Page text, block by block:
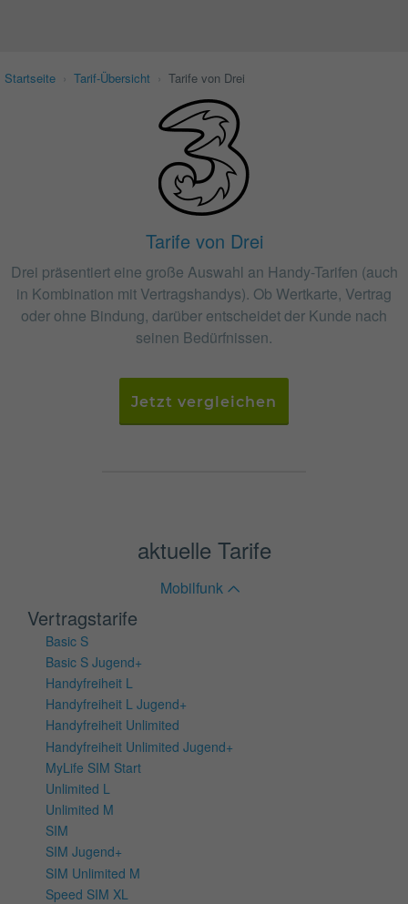
Startseite Tarif-Übersicht Tarife von Drei
Tarife von Drei
Drei präsentiert eine große Auswahl an Handy-Tarifen (auch
in Kombination mit Vertragshandys). Ob Wertkarte, Vertrag
oder ohne Bindung, darüber entscheidet der Kunde nach
seinen Bedürfnissen.
Jetzt vergleichen
aktuelle Tarife
Mobilfunk
Vertragstarife
Basic S
Basic S Jugend+
Handyfreiheit L
Handyfreiheit L Jugend+
Handyfreiheit Unlimited
Handyfreiheit Unlimited Jugend+
MyLife SIM Start
Unlimited L
Unlimited M
SIM
SIM Jugend+
SIM Unlimited M
Speed SIM XL